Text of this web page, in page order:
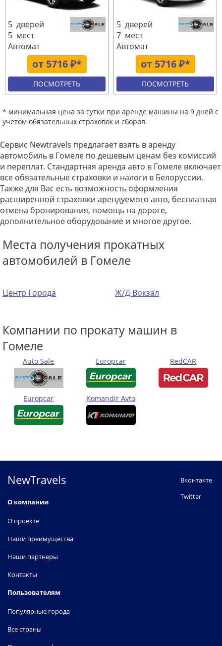
от 5716 ₽*
5 дверей
5 мест
Автомат
ПОСМОТРЕТЬ
от 5716 ₽*
5 дверей
7 мест
Автомат
ПОСМОТРЕТЬ
* минимальная цена за сутки при аренде машины на 9 дней с
учетом обязательных страховок и сборов.
Сервис Newtravels предлагает взять в аренду
автомобиль в Гомеле по дешевым ценам без комиссий
и переплат. Стандартная аренда авто в Гомеле включает
все обязательные страховки и налоги в Белоруссии.
Также для Вас есть возможность оформления
расширенной страховки арендуемого авто, бесплатная
отмена бронирования, помощь на дороге,
дополнительное оборудование и многое другое.
Места получения прокатных
автомобилей в Гомеле
Центр Города Ж/Д Вокзал
Компании по прокату машин в
Гомеле
Auto Sale Europcar RedCAR
Europcar Komandir Avto
NewTravels
О компании
О проекте
Наши преимущества
Наши партнеры
Контакты
Пользователям
Популярные города
Все страны
Вконтакте
Twitter